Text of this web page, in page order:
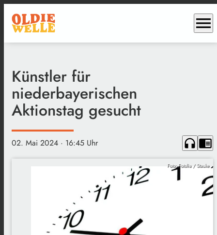
menu
Künstler für
niederbayerischen
Aktionstag gesucht
02. Mai 2024 · 16:45 Uhr headphones chrome_reader_mode
Foto: Fotolia / Stauke